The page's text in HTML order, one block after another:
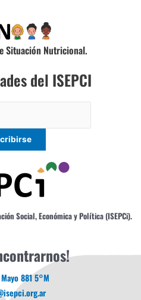
Situación Nutricional.
del ISEPCI
Social, Económica y Política (ISEPCi).
881 5°M